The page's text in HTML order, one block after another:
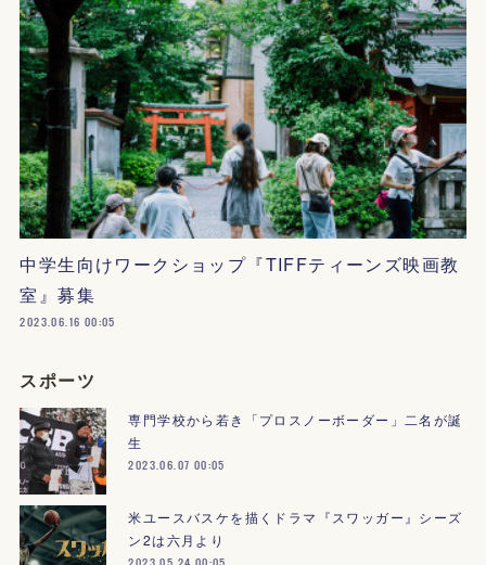
中学生向けワークショップ『TIFFティーンズ映画教
室』募集
2023.06.16 00:05
スポーツ
専門学校から若き「プロスノーボーダー」二名が誕
生
2023.06.07 00:05
米ユースバスケを描くドラマ『スワッガー』シーズ
ン2は六月より